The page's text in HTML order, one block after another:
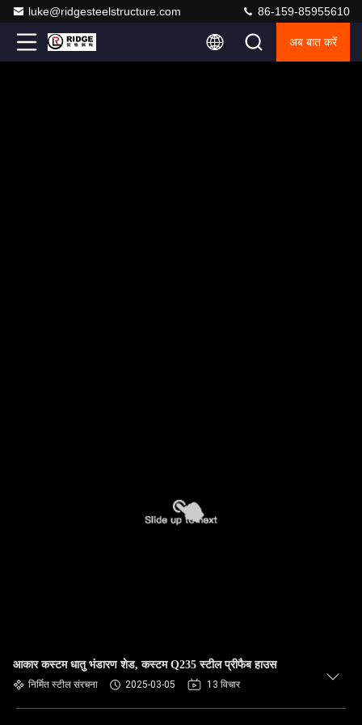
luke@ridgesteelstructure.com 86-159-85955610
अब बात करें
आकार कस्टम धातु भंडारण शेड, कस्टम Q235 स्टील प्रीफैब हाउस
निर्मित स्टील संरचना 2025-03-05 13 विचार